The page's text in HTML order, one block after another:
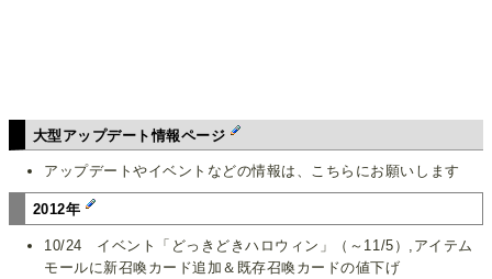
大型アップデート情報ページ
アップデートやイベントなどの情報は、こちらにお願いします
2012年
10/24 イベント「どっきどきハロウィン」（～11/5）,アイテム
モールに新召喚カード追加＆既存召喚カードの値下げ